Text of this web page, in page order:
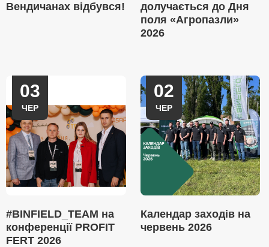
Вендичанах відбувся!
долучається до Дня
поля «Агропазли»
2026
03
ЧЕР
#BINFIELD_TEAM на
конференції PROFIT
FERT 2026
02
ЧЕР
Календар заходів на
червень 2026